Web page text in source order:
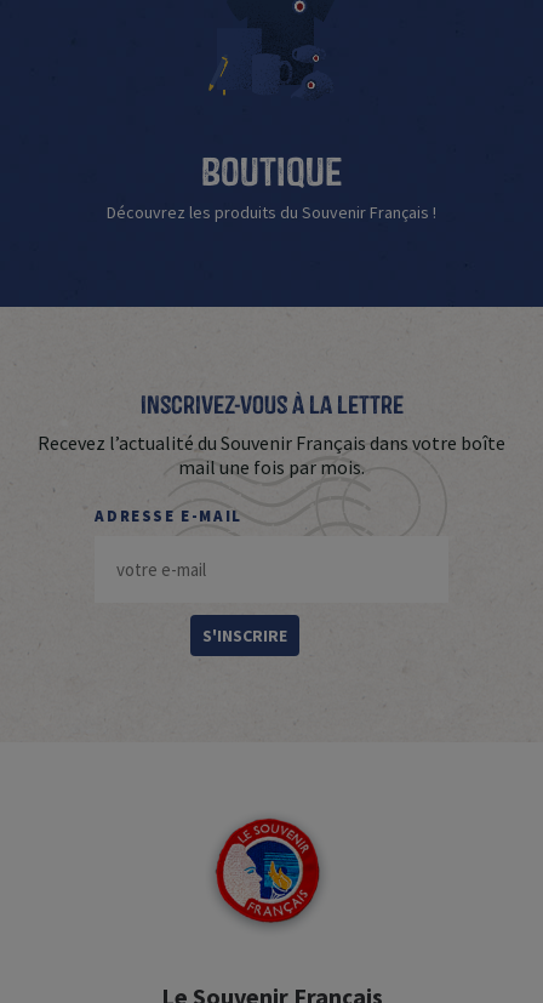
Boutique
Découvrez les produits du Souvenir Français !
Inscrivez-vous à La Lettre
Recevez l’actualité du Souvenir Français dans votre boîte
mail une fois par mois.
ADRESSE E-MAIL
S'INSCRIRE
Le Souvenir Français